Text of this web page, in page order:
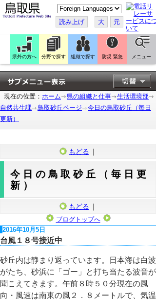
こ
の
ペ
ー
ジ
翻
訳
す
る
読み上げ 大 元
県外の方へ 分野で探す 組織で探す 防災 緊急 メニュー
現在の位置： ホーム 県の組織と仕事
生活環境部
自然共生課
鳥取砂丘ページ
今日の鳥取砂丘（毎日
更新）
もどる ｜
今日の鳥取砂丘（毎日更
新）
もどる ｜
ブログトップへ
2016年10月5日
台風１８号接近中
砂丘内は静まり返っています。日本海は白波
がたち、砂浜に「ゴー」と打ち当たる波音が
聞こえてきます。午前８時５０分現在の風
向・風速は南東の風２．８メートルで、気温